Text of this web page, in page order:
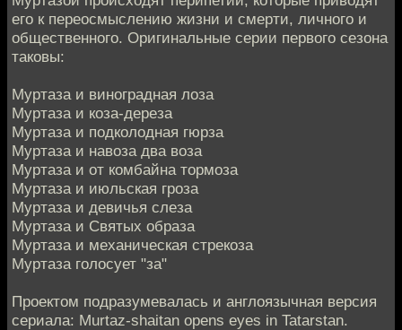
его к переосмыслению жизни и смерти, личного и
общественного. Оригинальные серии первого сезона
таковы:
Муртаза и виноградная лоза
Муртаза и коза-дереза
Муртаза и подколодная гюрза
Муртаза и навоза два воза
Муртаза и от комбайна тормоза
Муртаза и июльская гроза
Муртаза и девичья слеза
Муртаза и Святых образа
Муртаза и механическая стрекоза
Муртаза голосует "за"
Проектом подразумевалась и англоязычная версия
сериала: Murtaz-shaitan opens eyes in Tatarstan.